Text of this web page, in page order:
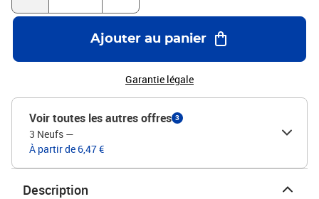
Ajouter au panier
Garantie légale
Voir toutes les autres offres 3
3 Neufs —
À partir de 6,47 €
Description